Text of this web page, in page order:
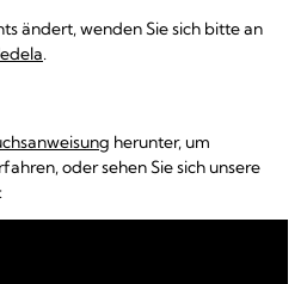
ändert, wenden Sie sich bitte an
.
herunter, um
oder sehen Sie sich unsere